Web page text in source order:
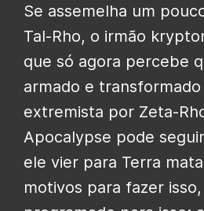
Se assemelha um
Tal-Rho, o irmão
que só agora percebe
armado e
extremista por Zeta-
Apocalypse pode
ele vier para Terra
motivos para fazer